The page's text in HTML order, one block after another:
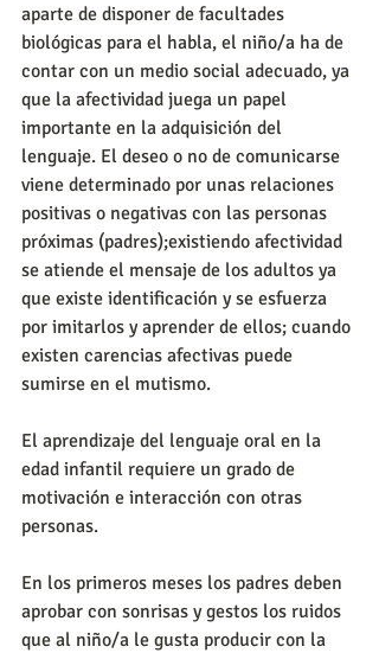
aparte de disponer de facultades
biológicas para el habla, el niño/a ha de
contar con un medio social adecuado, ya
que la afectividad juega un papel
importante en la adquisición del
lenguaje. El deseo o no de comunicarse
viene determinado por unas relaciones
positivas o negativas con las personas
próximas (padres);existiendo afectividad
se atiende el mensaje de los adultos ya
que existe identificación y se esfuerza
por imitarlos y aprender de ellos; cuando
existen carencias afectivas puede
sumirse en el mutismo.
El aprendizaje del lenguaje oral en la
edad infantil requiere un grado de
motivación e interacción con otras
personas.
En los primeros meses los padres deben
aprobar con sonrisas y gestos los ruidos
que al niño/a le gusta producir con la